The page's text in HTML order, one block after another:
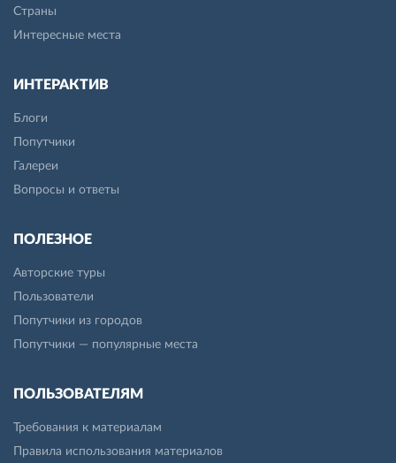
Страны
Интересные места
ИНТЕРАКТИВ
Блоги
Попутчики
Галереи
Вопросы и ответы
ПОЛЕЗНОЕ
Авторские туры
Пользователи
Попутчики из городов
Попутчики — популярные места
ПОЛЬЗОВАТЕЛЯМ
Требования к материалам
Правила использования материалов